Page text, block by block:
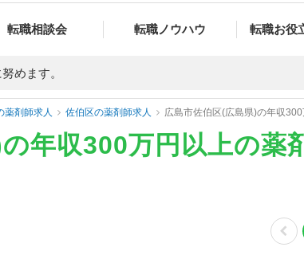
転職相談会 転職ノウハウ 転職お役
めます。
薬剤師求人 佐伯区の薬剤師求人 広島市佐伯区(広島県)の年収
年収300万円以上の薬